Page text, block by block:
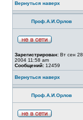
Вернуться наверх
Проф.А.И.Орлов
Зарегистрирован: Вт сен 28,
2004 11:58 am
Сообщений: 12459
Вернуться наверх
Проф.А.И.Орлов